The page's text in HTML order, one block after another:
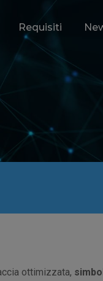
Requisiti
ottimizzata,